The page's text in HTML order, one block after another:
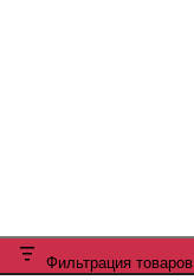
Фильтрация товаров